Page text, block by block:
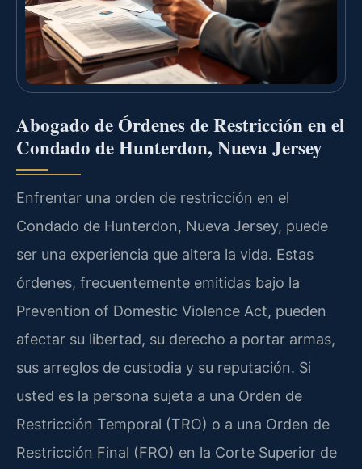
Abogado de Órdenes de Restricción en el
Condado de Hunterdon, Nueva Jersey
Enfrentar una orden de restricción en el
Condado de Hunterdon, Nueva Jersey, puede
ser una experiencia que altera la vida. Estas
órdenes, frecuentemente emitidas bajo la
Prevention of Domestic Violence Act, pueden
afectar su libertad, su derecho a portar armas,
sus arreglos de custodia y su reputación. Si
usted es la persona sujeta a una Orden de
Restricción Temporal (TRO) o a una Orden de
Restricción Final (FRO) en la Corte Superior de